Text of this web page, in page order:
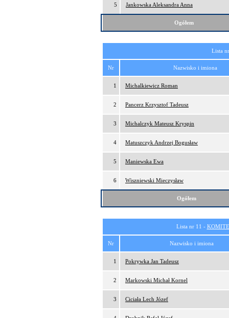
5 Jankowska Aleksandra Anna
Ogółem
Lista
Nr Nazwisko i imiona
1 Michalkiewicz Roman
2 Pancerz Krzysztof Tadeusz
3 Michalczyk Mateusz Kryspin
4 Matuszczyk Andrzej Bogusław
5 Maniewska Ewa
6 Wiszniewski Mieczysław
Ogółem
Lista nr 11 -
Nr Nazwisko i imiona
1 Pokrywka Jan Tadeusz
2 Markowski Michał Kornel
3 Ciciała Lech Józef